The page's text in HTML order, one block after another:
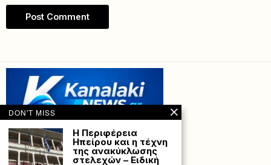
DON'T MISS
Η Περιφέρεια
Ηπείρου και η τέχνη
της ανακύκλωσης
στελεχών – Ειδική